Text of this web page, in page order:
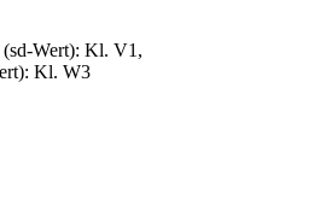
(sd-Wert): Kl. V1,
Kl. W3